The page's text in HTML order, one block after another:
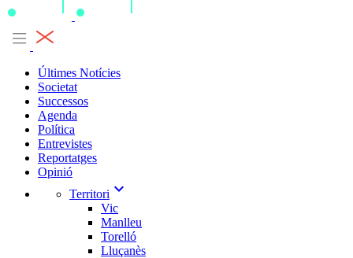
Últimes Notícies
Societat
Successos
Agenda
Política
Entrevistes
Reportatges
Opinió
Territori expand_more
Vic
Manlleu
Torelló
Lluçanès